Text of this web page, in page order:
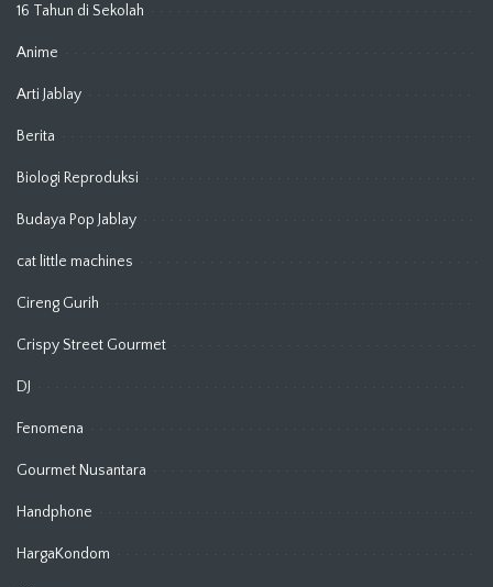
16 Tahun di Sekolah
Anime
Arti Jablay
Berita
Biologi Reproduksi
Budaya Pop Jablay
cat little machines
Cireng Gurih
Crispy Street Gourmet
DJ
Fenomena
Gourmet Nusantara
Handphone
HargaKondom